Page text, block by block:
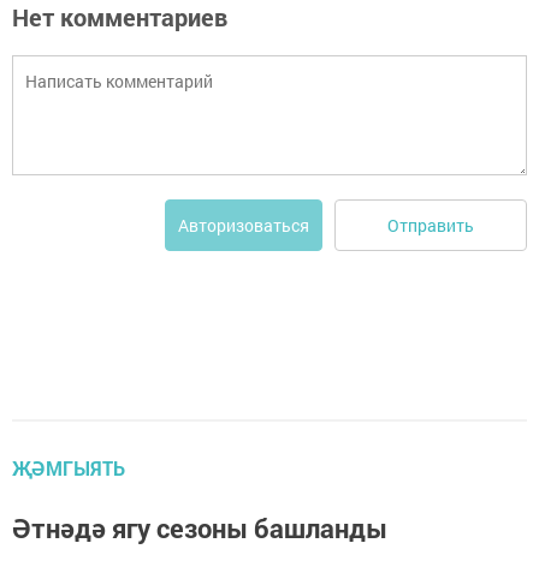
Нет комментариев
Авторизоваться Отправить
ҖӘМГЫЯТЬ
Әтнәдә ягу сезоны башланды